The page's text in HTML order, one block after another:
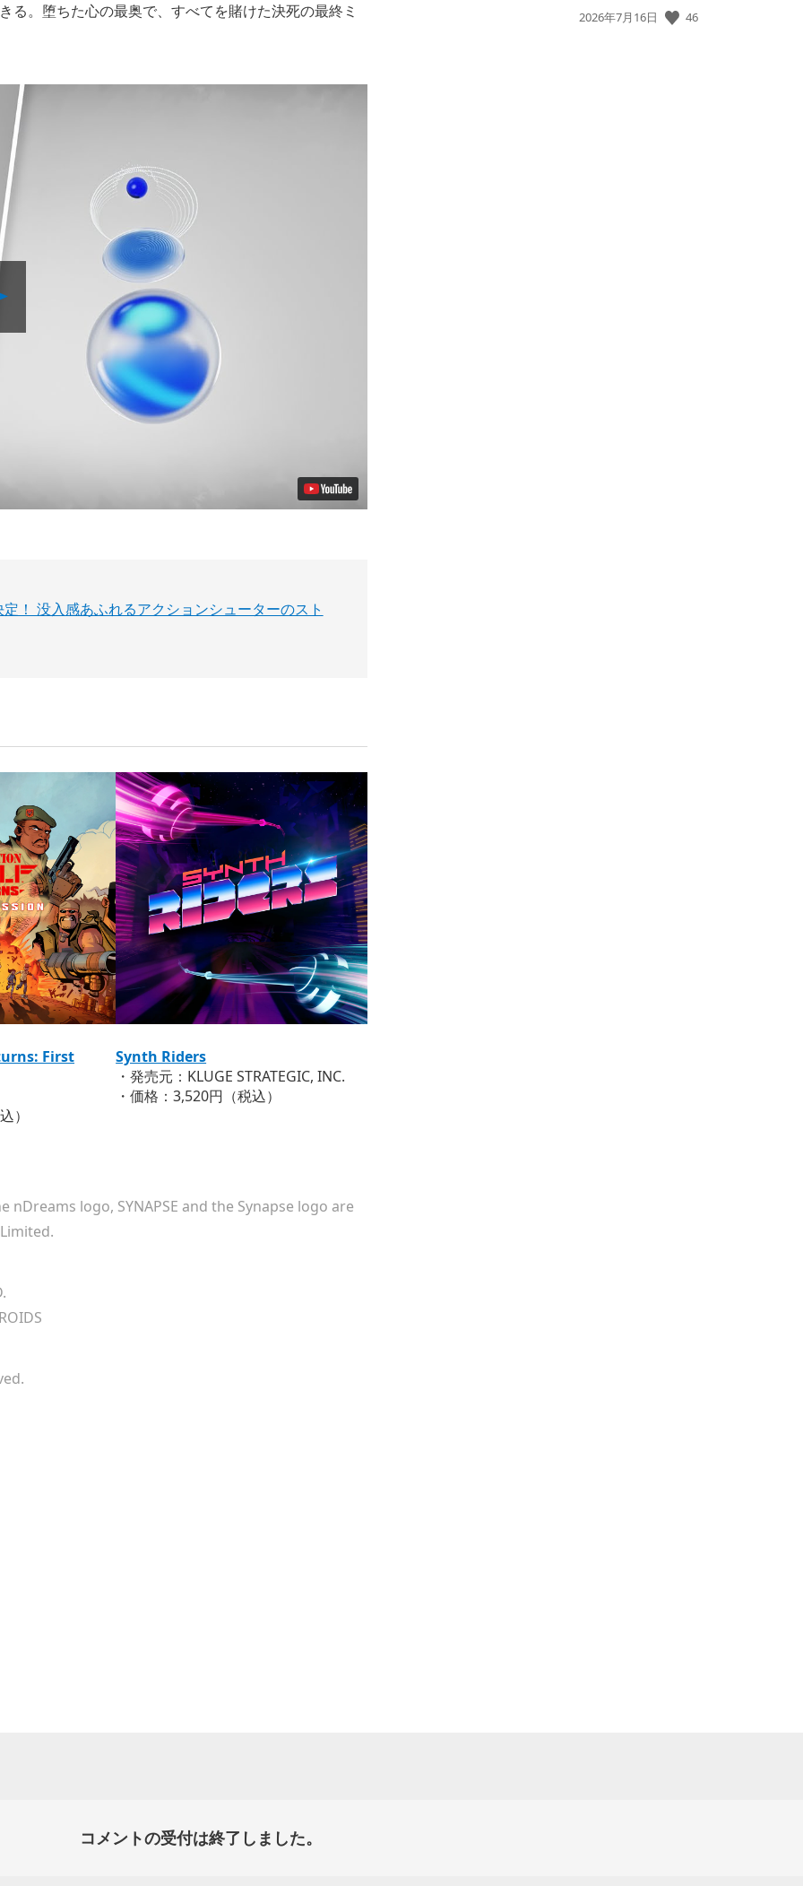
。堕ちた心の最奥で、すべてを賭けた決死の最終ミ
Video
！ 没入感あふれるアクションシューターのスト
First
）
Synth Riders
・発売元：KLUGE STRATEGIC, INC.
・価格：3,520円（税込）
logo, SYNAPSE and the Synapse logo are
公
2026年7月16日 46
コメントの受付は終了しました。